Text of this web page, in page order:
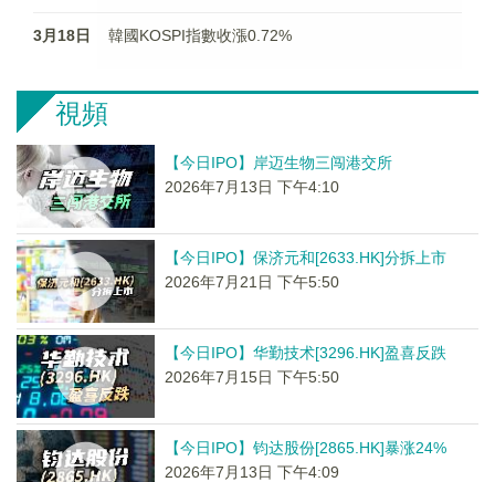
3月18日 韓國KOSPI指數收漲0.72%
視頻
【今日IPO】岸迈生物三闯港交所
2026年7月13日 下午4:10
【今日IPO】保济元和[2633.HK]分拆上市
2026年7月21日 下午5:50
【今日IPO】华勤技术[3296.HK]盈喜反跌
2026年7月15日 下午5:50
【今日IPO】钧达股份[2865.HK]暴涨24%
2026年7月13日 下午4:09